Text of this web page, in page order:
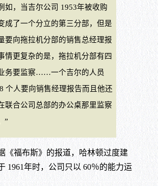
如，当吉尔公司 1953年被收购
成了一个分立的第三分部，但是
要向拖拉机分部的销售总经理报
更复杂的是，拖拉机分部有四
务要监察……一个吉尔的人员
个人要向销售经理报告而且他还
联合公司总部的办公桌那里监察
”
福布斯》的报道，哈林顿过度建
1961年时，公司只以 60％的能力运